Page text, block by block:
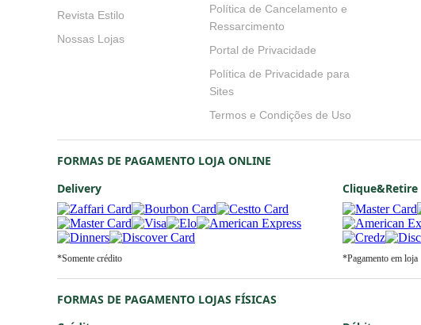
Receitas
Revista Estilo
Política de Cancelamento e
Ressarcimento
Portal de Privacidade
Política de Privacidade para
Sites
Termos e Condições de Uso
FORMAS DE PAGAMENTO LOJA ONLINE
Delivery
*Somente crédito
Clique&Retire
*Pagamento em loja
FORMAS DE PAGAMENTO LOJAS FÍSICAS